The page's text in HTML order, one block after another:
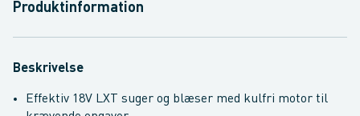
Produktinformation
Beskrivelse
Effektiv 18V LXT suger og blæser med kulfri motor til